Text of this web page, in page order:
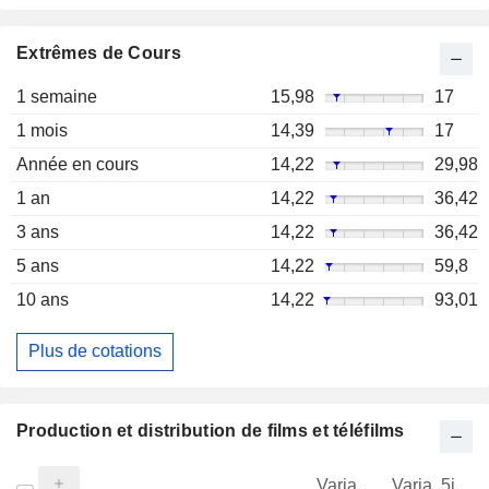
Extrêmes de Cours
1 semaine 15,98
17
1 mois
14,39
17
Année en cours
14,22
29,98
1 an
14,22
36,42
3 ans
14,22
36,42
5 ans
14,22
59,8
10 ans
14,22 93,01
Plus de cotations
Production et distribution de films et téléfilms
Varia. Varia. 5j.